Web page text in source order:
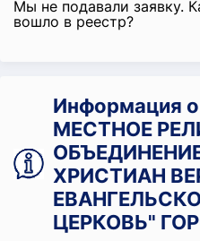
Мы не подавали заявку.
вошло в реестр?
Информация
МЕСТНОЕ
ХРИСТИАН
ЦЕРКОВЬ"